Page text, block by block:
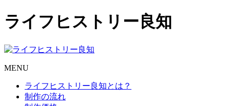
ライフヒストリー良知
MENU
ライフヒストリー良知とは？
制作の流れ